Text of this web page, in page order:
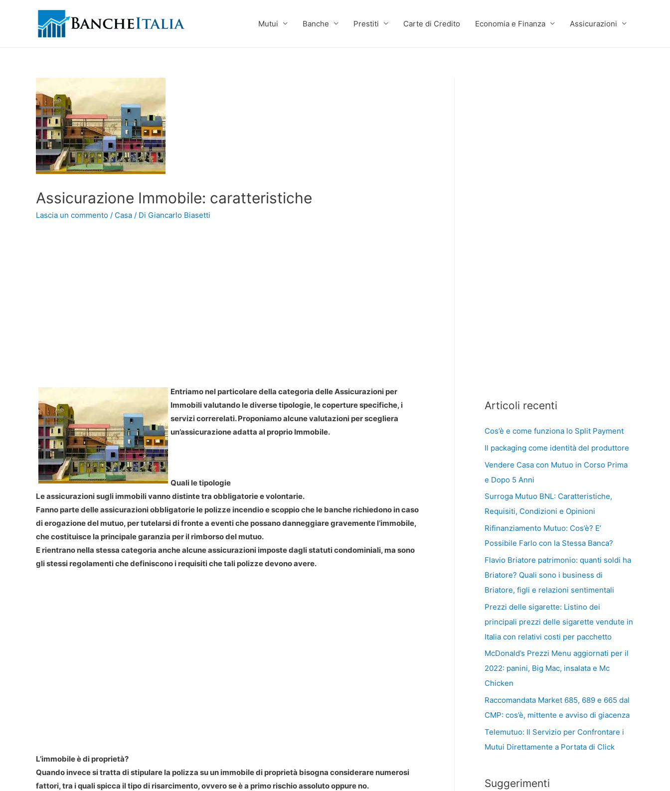
Mutui Banche Prestiti Carte di Credito Economia e Finanza Assicurazioni
Assicurazione Immobile: caratteristiche
Lascia un commento / Casa / Di Giancarlo Biasetti
Entriamo nel particolare della categoria delle Assicurazioni per
Immobili valutando le diverse tipologie, le coperture specifiche, i
servizi correrelati. Proponiamo alcune valutazioni per scegliera
un’assicurazione adatta al proprio Immobile.
Quali le tipologie
Le assicurazioni sugli immobili vanno distinte tra obbligatorie e volontarie.
Fanno parte delle assicurazioni obbligatorie le polizze incendio e scoppio che le banche richiedono in caso
di erogazione del mutuo, per tutelarsi di fronte a eventi che possano danneggiare gravemente l’immobile,
che costituisce la principale garanzia per il rimborso del mutuo.
E rientrano nella stessa categoria anche alcune assicurazioni imposte dagli statuti condominiali, ma sono
gli stessi regolamenti che definiscono i requisiti che tali polizze devono avere.
L’immobile è di proprietà?
Quando invece si tratta di stipulare la polizza su un immobile di proprietà bisogna considerare numerosi
fattori, tra i quali spicca il tipo di risarcimento, ovvero se è a primo rischio assoluto oppure no.
Articoli recenti
Cos’è e come funziona lo Split Payment
Il packaging come identità del produttore
Vendere Casa con Mutuo in Corso Prima
e Dopo 5 Anni
Surroga Mutuo BNL: Caratteristiche,
Requisiti, Condizioni e Opinioni
Rifinanziamento Mutuo: Cos’è? E’
Possibile Farlo con la Stessa Banca?
Flavio Briatore patrimonio: quanti soldi ha
Briatore? Quali sono i business di
Briatore, figli e relazioni sentimentali
Prezzi delle sigarette: Listino dei
principali prezzi delle sigarette vendute in
Italia con relativi costi per pacchetto
McDonald’s Prezzi Menu aggiornati per il
2022: panini, Big Mac, insalata e Mc
Chicken
Raccomandata Market 685, 689 e 665 dal
CMP: cos’è, mittente e avviso di giacenza
Telemutuo: Il Servizio per Confrontare i
Mutui Direttamente a Portata di Click
Suggerimenti